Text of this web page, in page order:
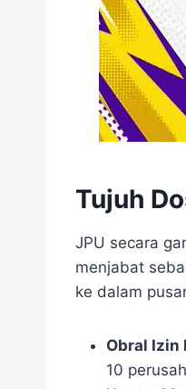
Tujuh
JPU secara
menjabat
ke dalam
Obral Izin
10